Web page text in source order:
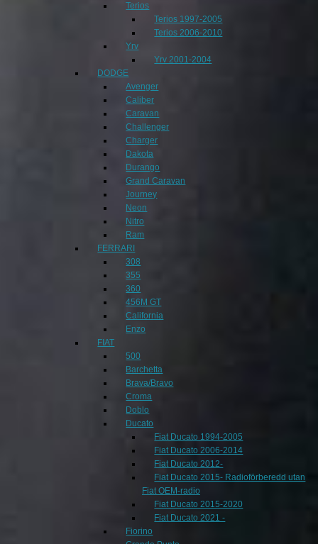
Terios
Terios 1997-2005
Terios 2006-2010
Yrv
Yrv 2001-2004
DODGE
Avenger
Caliber
Caravan
Challenger
Charger
Dakota
Durango
Grand Caravan
Journey
Neon
Nitro
Ram
FERRARI
308
355
360
456M GT
California
Enzo
FIAT
500
Barchetta
Brava/Bravo
Croma
Doblo
Ducato
Fiat Ducato 1994-2005
Fiat Ducato 2006-2014
Fiat Ducato 2012-
Fiat Ducato 2015- Radioförberedd utan
Fiat OEM-radio
Fiat Ducato 2015-2020
Fiat Ducato 2021 -
Fiorino